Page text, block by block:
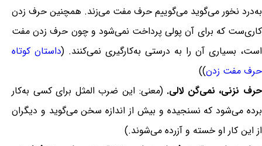
به‌درد نخور می‌گوید می‌گوییم حرف مفت می‌زند. همچنین حرف زدن
کاری‌ست که برای آن پولی پرداخت نمی‌شود و چون حرف زدن مفت
است، بسیاری آن را به درستی به‌کارگیری نمی‌کنند. (داستان کوتاه
حرف مفت زدن))
حرف نزنی، نمی‌گن لالی. (معنی: این ضرب المثل برای کسی به‌کار
برده می‌شود که نسنجیده و بیش از اندازه سخن می‌گوید و دیگران
از این کار او خسته و آزرده می‌شوند.)